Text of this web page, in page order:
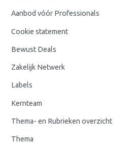
Aanbod vóór Professionals
Cookie statement
Bewust Deals
Zakelijk Netwerk
Labels
Kernteam
Thema- en Rubrieken overzicht
Thema